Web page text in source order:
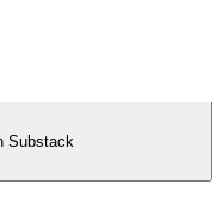
Substack